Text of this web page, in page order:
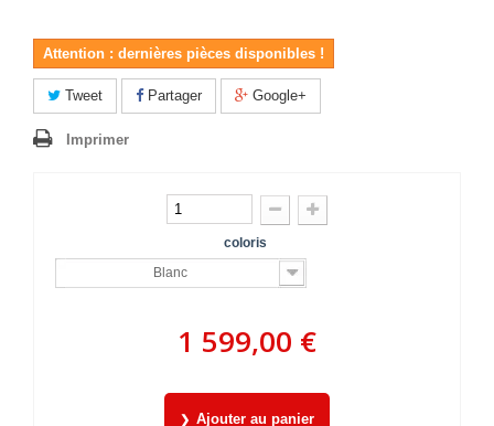
Attention : dernières pièces disponibles !
Tweet Partager Google+
Imprimer
coloris
Blanc
1 599,00 €
Ajouter au panier